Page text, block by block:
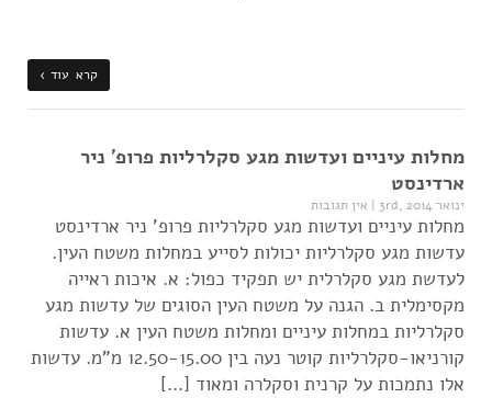
קרא עוד ›
מחלות עיניים ועדשות מגע סקלרליות פרופ' ניר
ארדינסט
ינואר 3rd, 2014 | אין תגובות
מחלות עיניים ועדשות מגע סקלרליות פרופ' ניר ארדינסט
עדשות מגע סקלרליות יכולות לסייע במחלות משטח העין.
לעדשת מגע סקלרלית יש תפקיד כפול: א. איכות ראייה
מקסימלית ב. הגנה על משטח העין הסוגים של עדשות מגע
סקלרליות במחלות עיניים ומחלות משטח העין א. עדשות
קורניאו-סקלרליות קוטר נעה בין 12.50-15.00 מ"מ. עדשות
אלו נתמכות על קרנית וסקלרה ומאוד […]